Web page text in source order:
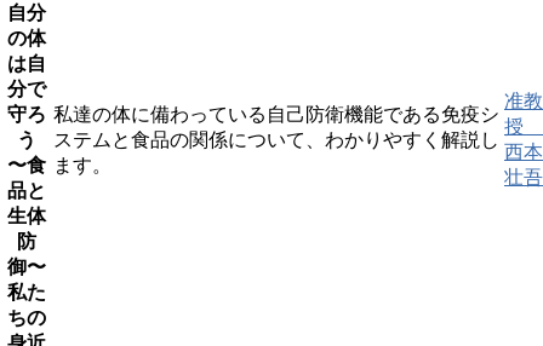
自分
の体
は自
分で
守ろ
う
〜食
品と
生体
防
御〜
私達の体に備わっている自己防衛機能である免疫シ
ステムと食品の関係について、わかりやすく解説し
ます。
准教
授
西本
壮吾
私た
ちの